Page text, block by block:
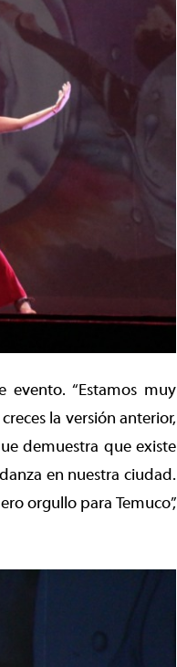
evento. “Estamos muy
la versión anterior,
demuestra que existe
en nuestra ciudad.
orgullo para Temuco”,